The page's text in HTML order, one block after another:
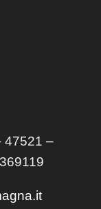
47521 –